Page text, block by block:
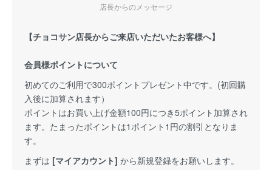
店長からのメッセージ
【チョコサン店長からご来店いただいたお客様へ】
会員様ポイントについて
初めてのご利用で300ポイントプレゼント中です。(初回購
入後に加算されます）
ポイントはお買い上げ金額100円につき5ポイント加算され
ます。たまったポイントは1ポイント1円の割引となりま
す。
まずは [マイアカウント] から新規登録をお願いします。